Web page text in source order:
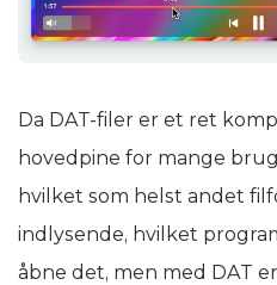
Da DAT-filer er et ret
hovedpine for mange
hvilket som helst andet
indlysende, hvilket
åbne det, men med DAT